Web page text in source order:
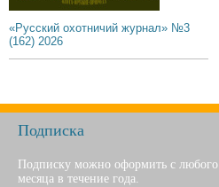
«Русский охотничий журнал» №3
(162) 2026
Подписка
Подписку можно оформить с любого
месяца в течение года.